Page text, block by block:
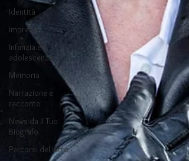
Identità
Impresa
Infanzia e
adolescenza
Memoria
Narrazione e
racconto
News da Il Tuo
Biografo
Percorsi del lutto